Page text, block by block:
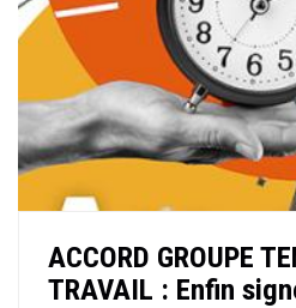
ACCORD GROUPE
TRAVAIL : Enfin